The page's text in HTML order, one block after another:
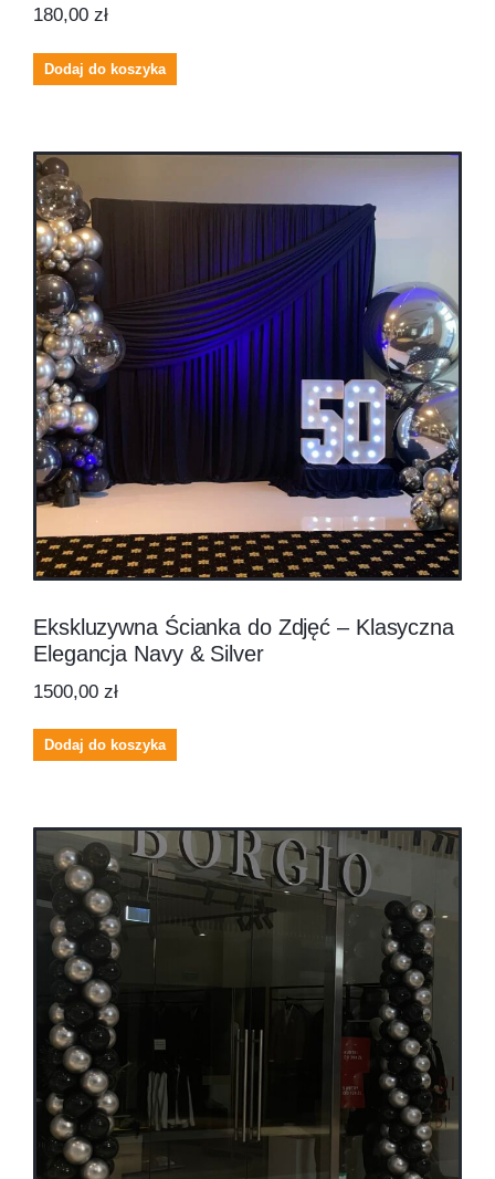
180,00 zł
Dodaj do koszyka
Ekskluzywna Ścianka do Zdjęć – Klasyczna
Elegancja Navy & Silver
1500,00 zł
Dodaj do koszyka